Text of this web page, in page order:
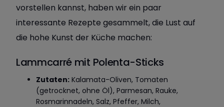
vorstellen kannst, haben wir ein paar
interessante Rezepte gesammelt, die Lust auf
die hohe Kunst der Küche machen:
Lammcarré mit Polenta-Sticks
Zutaten: Kalamata-Oliven, Tomaten
(getrocknet, ohne Öl), Parmesan, Rauke,
Rosmarinnadeln, Salz, Pfeffer, Milch,